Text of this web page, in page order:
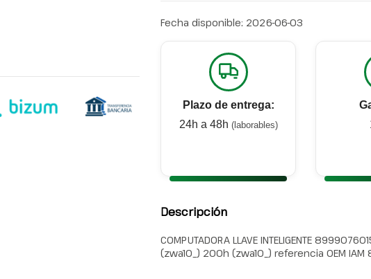
Fecha disponible: 2026-06-03
Plazo de entrega:
24h a 48h (laborables)
Descripción
COMPUTADORA LLAVE INTELIGENTE
(zwa10_) 200h (zwa10_) referencia OEM